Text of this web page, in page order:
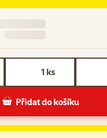
ks
Přidat do košíku